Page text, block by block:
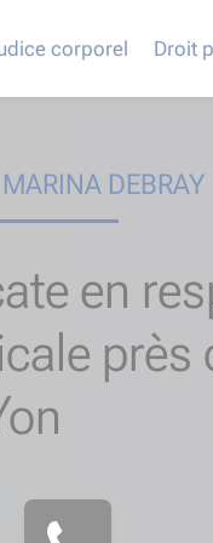
corporel Droit
DEBRAY
en
près